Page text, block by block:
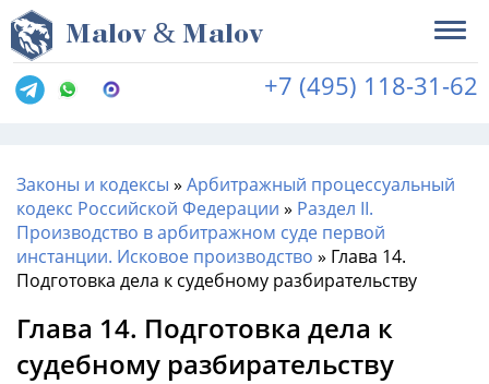
Malov & Malov
+7 (495) 118-31-62
Законы и кодексы » Арбитражный процессуальный
кодекс Российской Федерации » Раздел II.
Производство в арбитражном суде первой
инстанции. Исковое производство » Глава 14.
Подготовка дела к судебному разбирательству
Глава 14. Подготовка дела к
судебному разбирательству